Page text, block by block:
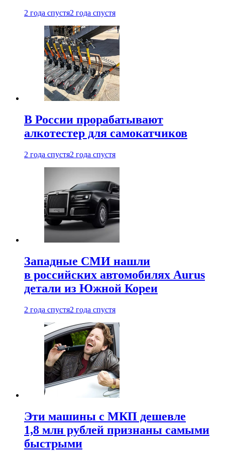
2 года спустя2 года спустя
В России прорабатывают
алкотестер для самокатчиков
2 года спустя2 года спустя
Западные СМИ нашли
в российских автомобилях Aurus
детали из Южной Кореи
2 года спустя2 года спустя
Эти машины с МКП дешевле
1,8 млн рублей признаны самыми
быстрыми